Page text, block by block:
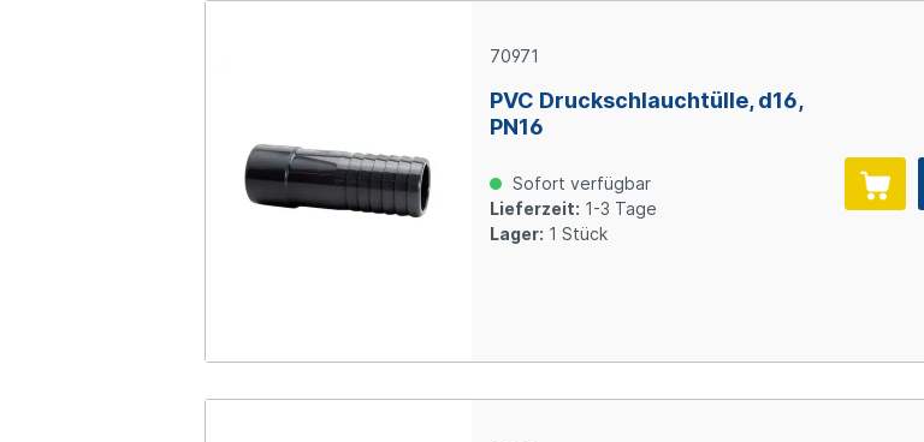
70971
PVC Druckschlauchtülle, d16,
PN16
Sofort verfügbar
Lieferzeit: 1-3 Tage
Lager: 1 Stück